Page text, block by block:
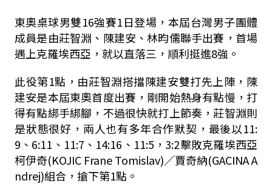
東奧桌球男雙16強賽1日登場，本屆台灣男子團體
成員是由莊智淵、陳建安、林昀儒聯手出賽，首場
遇上克羅埃西亞，就以直落三，順利挺進8強。
此役第1點，由莊智淵搭擋陳建安雙打先上陣，陳
建安是本屆東奧首度出賽，剛開始熱身有點慢，打
得有點綁手綁腳，不過很快就打上節奏，莊智淵則
是狀態很好，兩人也有多年合作默契，最後以11:
9、6:11、11:7、14:16、11:5，3:2擊敗克羅埃西亞
柯伊奇(KOJIC Frane Tomislav)／賈奇納(GACINA A
ndrej)組合，搶下第1點。